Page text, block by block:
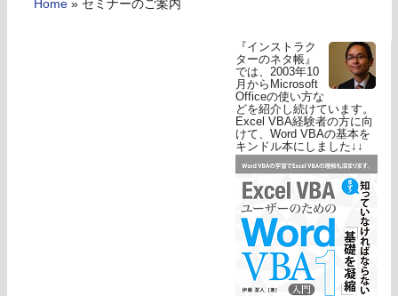
Home » セミナーのご案内
『インストラク
ターのネタ帳』
では、2003年10
月からMicrosoft
Officeの使い方な
どを紹介し続けています。
Excel VBA経験者の方に向
けて、Word VBAの基本を
キンドル本にしました↓↓